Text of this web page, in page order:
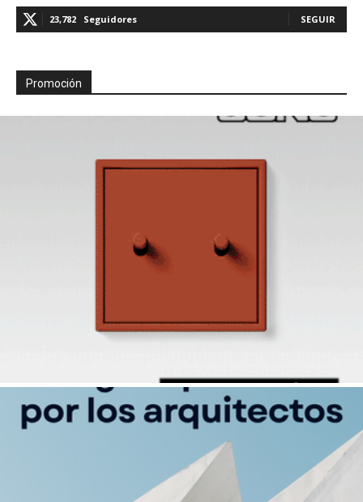
23,782 Seguidores SEGUIR
Promoción